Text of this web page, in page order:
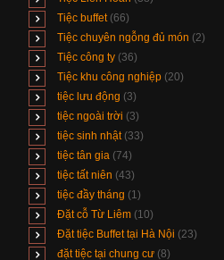
Tiệc buffet (66)
Tiệc chuyên ngỗng đủ món (2)
Tiệc công ty (36)
Tiệc khu công nghiệp (20)
tiệc lưu động (3)
tiệc ngoài trời (3)
tiệc sinh nhật (33)
tiệc tân gia (74)
tiệc tất niên (43)
tiệc đầy tháng (1)
Đặt cỗ Từ Liêm (10)
Đặt tiệc Buffet tại Hà Nội (23)
đặt tiệc tại chung cư (8)